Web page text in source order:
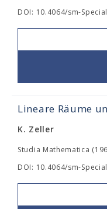
DOI: 10.4064/sm-
Lineare Räume
K. Zeller
Studia Mathematica
DOI: 10.4064/sm-